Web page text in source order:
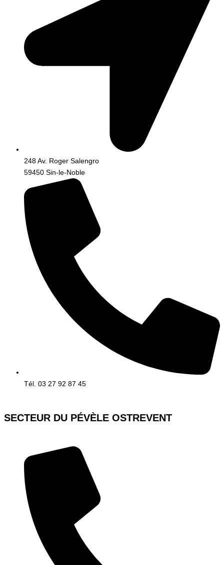
248 Av. Roger Salengro
59450 Sin-le-Noble
Tél. 03 27 92 87 45
SECTEUR DU PÉVÈLE OSTREVENT